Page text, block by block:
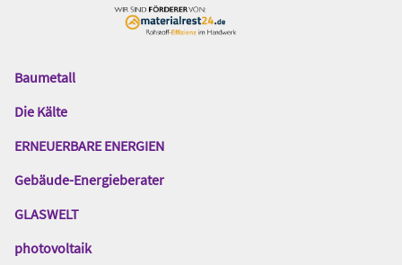
Das
Gentner
Baumetall
Die Kälte
ERNEUERBARE ENERGIEN
Gebäude-Energieberater
GLASWELT
photovoltaik